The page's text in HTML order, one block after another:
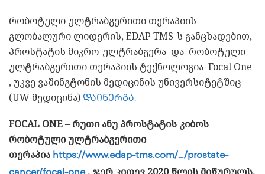
რობოტული ულტრაბგერითი თერაპიის
გლობალური ლიდერის, EDAP TMS-ს განცხადებით,
პროსტატის მიკრო-ულტრაბგერა და რობოტული
ულტრაბგერითი თერაპიის ტექნოლოგია Focal One
, უკვე ვაშინგტონის მედიცინის უნივერსიტეტშიც
(UW მედიცინა) დაინერგა.
FOCAL ONE –რუთი ანუ პროსტატის კიბოს
რობოტულიულტრაბგერითი
თერაპია https://www.edap-tms.com/…/prostate-